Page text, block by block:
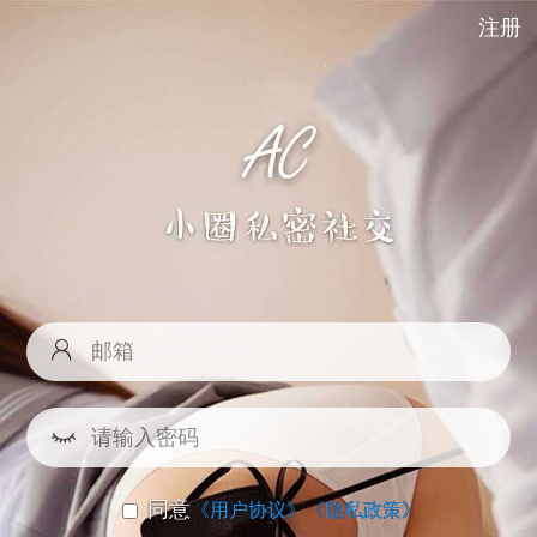
注册
同意《用户协议》《隐私政策》